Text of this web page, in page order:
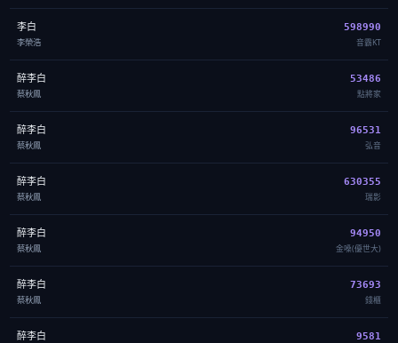
李白
李榮浩
598990
音霸KT
醉李白
蔡秋鳳
53486
點將家
醉李白
蔡秋鳳
96531
弘音
醉李白
蔡秋鳳
630355
瑞影
醉李白
蔡秋鳳
94950
金嗓(優世大)
醉李白
蔡秋鳳
73693
錢櫃
醉李白 9581